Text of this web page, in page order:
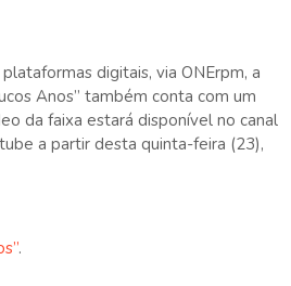
digitais, via ONErpm, a
Anos” também conta com um
da faixa estará disponível no canal
a partir desta quinta-feira (23),
.